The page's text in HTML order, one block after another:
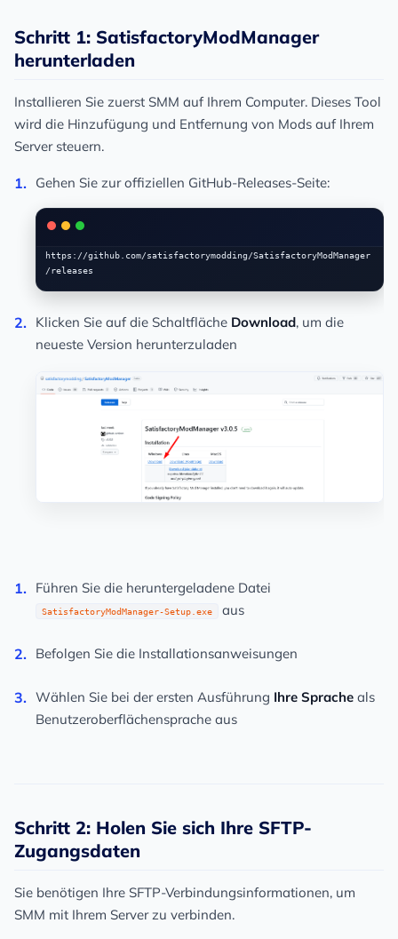
Schritt 1: SatisfactoryModManager
herunterladen
Installieren Sie zuerst SMM auf Ihrem Computer. Dieses Tool
wird die Hinzufügung und Entfernung von Mods auf Ihrem
Server steuern.
Gehen Sie zur offiziellen GitHub-Releases-Seite:
https://github.com/satisfactorymodding/SatisfactoryModManager
Klicken Sie auf die Schaltfläche Download, um die
neueste Version herunterzuladen
Führen Sie die heruntergeladene Datei
SatisfactoryModManager-Setup.exe aus
Befolgen Sie die Installationsanweisungen
Wählen Sie bei der ersten Ausführung Ihre Sprache als
Benutzeroberflächensprache aus
Schritt 2: Holen Sie sich Ihre SFTP-
Zugangsdaten
Sie benötigen Ihre SFTP-Verbindungsinformationen, um
SMM mit Ihrem Server zu verbinden.